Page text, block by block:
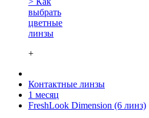
выбрать
цветные
линзы
+
Контактные линзы
1 месяц
FreshLook Dimension (6 линз)